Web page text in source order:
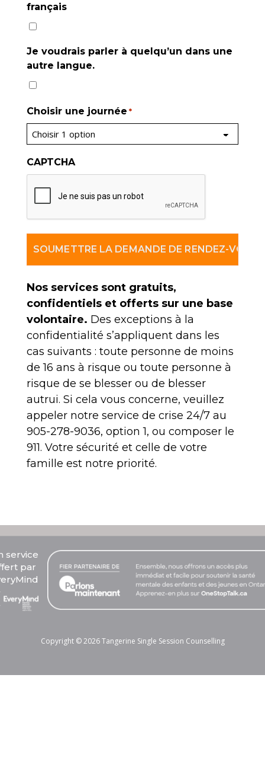
français
Je voudrais parler à quelqu’un dans une
autre langue.
Choisir une journée *
CAPTCHA
Nos services sont gratuits,
confidentiels et offerts sur une base
volontaire. Des exceptions à la
confidentialité s’appliquent dans les
cas suivants : toute personne de moins
de 16 ans à risque ou toute personne à
risque de se blesser ou de blesser
autrui. Si cela vous concerne, veuillez
appeler notre service de crise 24/7 au
905-278-9036, option 1, ou composer le
911. Votre sécurité et celle de votre
famille est notre priorité.
service
par
Copyright © 2026 Tangerine Single Session Counselling